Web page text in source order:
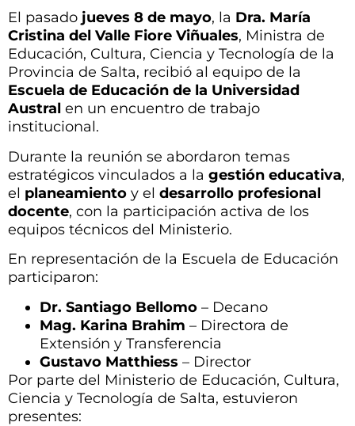
El pasado jueves 8 de mayo, la Dra. María
Cristina del Valle Fiore Viñuales, Ministra de
Educación, Cultura, Ciencia y Tecnología de la
Provincia de Salta, recibió al equipo de la
Escuela de Educación de la Universidad
Austral en un encuentro de trabajo
institucional.
Durante la reunión se abordaron temas
estratégicos vinculados a la gestión educativa,
el planeamiento y el desarrollo profesional
docente, con la participación activa de los
equipos técnicos del Ministerio.
En representación de la Escuela de Educación
participaron:
Dr. Santiago Bellomo – Decano
Mag. Karina Brahim – Directora de
Extensión y Transferencia
Gustavo Matthiess – Director
Por parte del Ministerio de Educación, Cultura,
Ciencia y Tecnología de Salta, estuvieron
presentes: